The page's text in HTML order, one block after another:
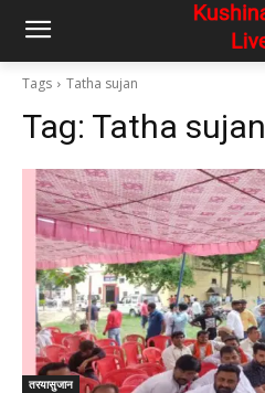
Tags Tatha sujan
Tag: Tatha sujan
तरयासुजान